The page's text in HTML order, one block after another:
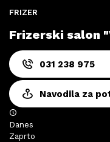
FRIZER
Frizerski salon
031 238 975
Navodila za
Danes
Zaprto